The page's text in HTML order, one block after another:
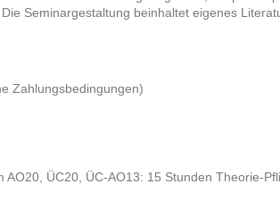
Seminargestaltung beinhaltet eigenes
Zahlungsbedingungen)
AO20, ÜC20, ÜC-AO13: 15 Stunden Theorie-